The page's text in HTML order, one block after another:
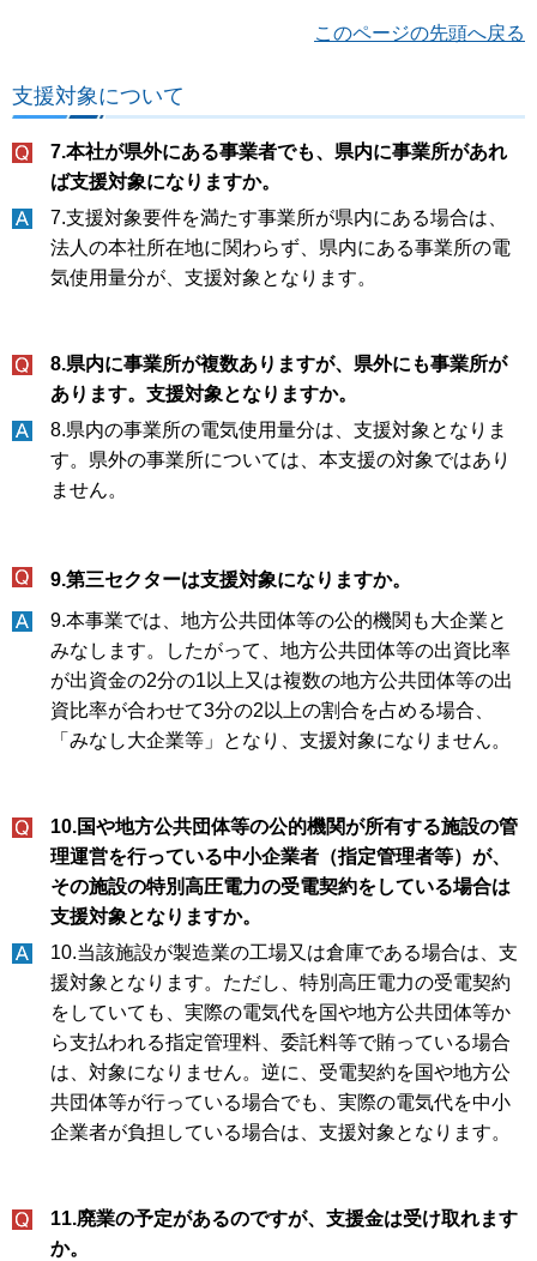
このページの先頭へ戻る
支援対象について
7.本社が県外にある事業者でも、県内に事業所があれ
ば支援対象になりますか。
7.支援対象要件を満たす事業所が県内にある場合は、
法人の本社所在地に関わらず、県内にある事業所の電
気使用量分が、支援対象となります。
8.県内に事業所が複数ありますが、県外にも事業所が
あります。支援対象となりますか。
8.県内の事業所の電気使用量分は、支援対象となりま
す。県外の事業所については、本支援の対象ではあり
ません。
9.第三セクターは支援対象になりますか。
9.本事業では、地方公共団体等の公的機関も大企業と
みなします。したがって、地方公共団体等の出資比率
が出資金の2分の1以上又は複数の地方公共団体等の出
資比率が合わせて3分の2以上の割合を占める場合、
「みなし大企業等」となり、支援対象になりません。
10.国や地方公共団体等の公的機関が所有する施設の管
理運営を行っている中小企業者（指定管理者等）が、
その施設の特別高圧電力の受電契約をしている場合は
支援対象となりますか。
10.当該施設が製造業の工場又は倉庫である場合は、支
援対象となります。ただし、特別高圧電力の受電契約
をしていても、実際の電気代を国や地方公共団体等か
ら支払われる指定管理料、委託料等で賄っている場合
は、対象になりません。逆に、受電契約を国や地方公
共団体等が行っている場合でも、実際の電気代を中小
企業者が負担している場合は、支援対象となります。
11.廃業の予定があるのですが、支援金は受け取れます
か。